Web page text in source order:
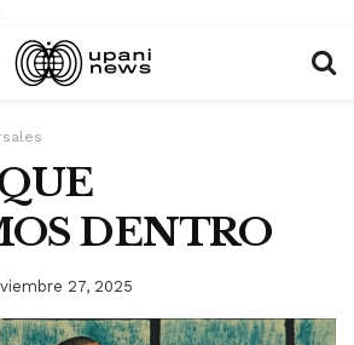
DENTRO
27, 2025